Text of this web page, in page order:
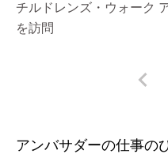
チルドレンズ・ウォーク
を訪問
アンバサダーの仕事の